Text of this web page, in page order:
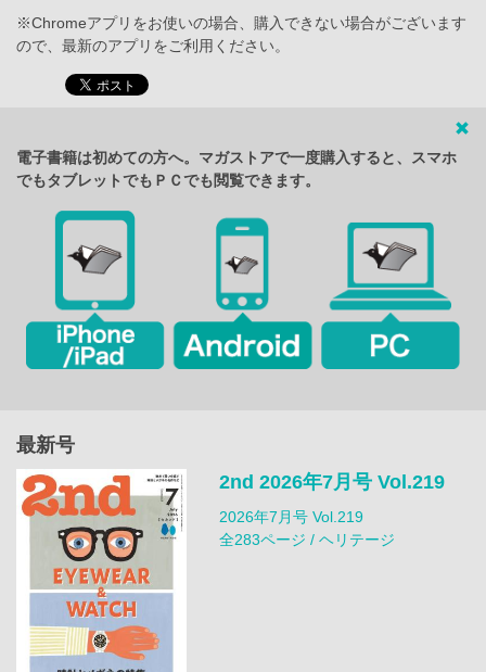
※Chromeアプリをお使いの場合、購入できない場合がございます
ので、最新のアプリをご利用ください。
電子書籍は初めての方へ。マガストアで一度購入すると、スマホ
でもタブレットでもＰＣでも閲覧できます。
最新号
2nd 2026年7月号 Vol.219
2026年7月号 Vol.219
全283ページ / ヘリテージ